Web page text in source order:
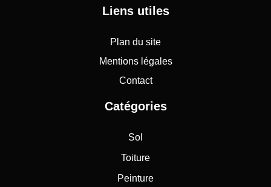
Liens utiles
Plan du site
Mentions légales
Contact
Catégories
Sol
Toiture
Peinture